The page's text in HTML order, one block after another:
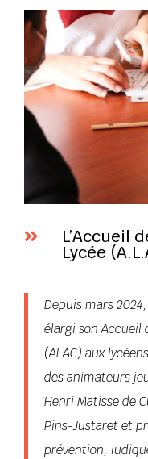
 L’Accueil
Lycée
Depuis mars
élargi son Accueil
(ALAC) aux
des animateurs
Henri Matisse de
Pins-Justaret et
prévention,